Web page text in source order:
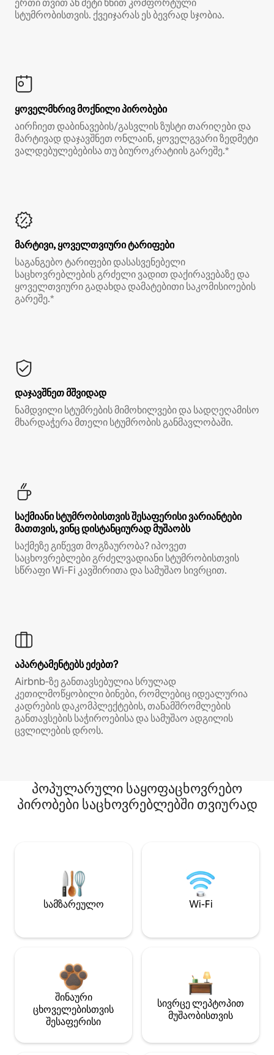
ერთი თვით ან მეტი ხნით კომფორტული
სტუმრობისთვის. ქვეიჯარას ეს ბევრად სჯობია.
ყოველმხრივ მოქნილი პირობები
აირჩიეთ დაბინავების/გასვლის ზუსტი თარიღები და
მარტივად დაჯავშნეთ ონლაინ, ყოველგვარი ზედმეტი
ვალდებულებებისა თუ ბიუროკრატიის გარეშე.*
მარტივი, ყოველთვიური ტარიფები
საგანგებო ტარიფები დასასვენებელი
საცხოვრებლების გრძელი ვადით დაქირავებაზე და
ყოველთვიური გადახდა დამატებითი საკომისიოების
გარეშე.*
დაჯავშნეთ მშვიდად
ნამდვილი სტუმრების მიმოხილვები და სადღეღამისო
მხარდაჭერა მთელი სტუმრობის განმავლობაში.
საქმიანი სტუმრობისთვის შესაფერისი ვარიანტები
მათთვის, ვინც დისტანციურად მუშაობს
საქმეზე გიწევთ მოგზაურობა? იპოვეთ
საცხოვრებლები გრძელვადიანი სტუმრობისთვის
სწრაფი Wi‑Fi კავშირითა და სამუშაო სივრცით.
აპარტამენტებს ეძებთ?
Airbnb‑ზე განთავსებულია სრულად
კეთილმოწყობილი ბინები, რომლებიც იდეალურია
კადრების დაკომპლექტების, თანამშრომლების
განთავსების საჭიროებისა და სამუშაო ადგილის
ცვლილების დროს.
პოპულარული საყოფაცხოვრებო
პირობები საცხოვრებლებში თვიურად
სამზარეულო Wi-Fi
შინაური
ცხოველებისთვის
შესაფერისი
სივრცე ლეპტოპით
მუშაობისთვის